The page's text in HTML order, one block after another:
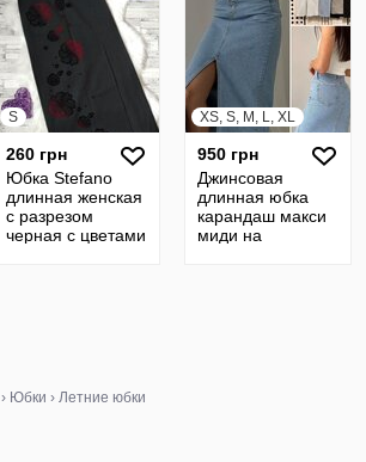
S
260 грн
Юбка Stefano
длинная женская
с разрезом
черная с цветами
XS, S, M, L, XL
950 грн
Джинсовая
длинная юбка
карандаш макси
миди на
› Юбки › Летние юбки